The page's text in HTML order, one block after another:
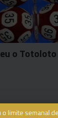
o limite semanal de
o